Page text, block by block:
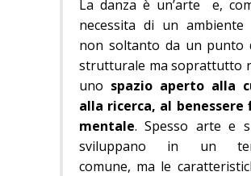
La danza è un’arte e,
necessita di un ambiente
non soltanto da un punto
strutturale ma soprattutto
uno spazio aperto alla
alla ricerca, al benessere
mentale. Spesso arte e
sviluppano in un
comune, ma le